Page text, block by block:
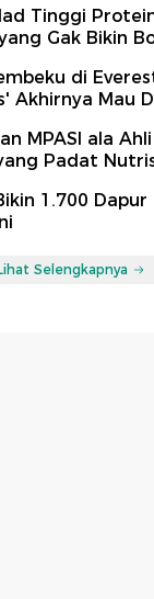
Tinggi
Gak Bikin
di
Akhirnya Mau
MPASI ala
Padat
1.700 Dapur
Selengkapnya